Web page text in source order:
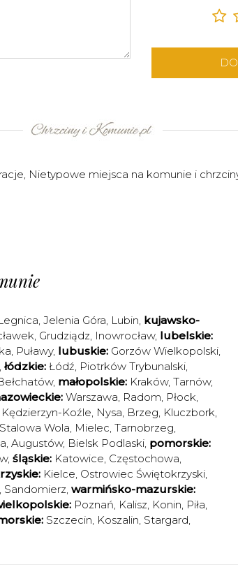
, Nietypowe miejsca na komunie i
, Jelenia Góra, Lubin, kujawsko-
, Grudziądz, Inowrocław, lubelskie:
, Puławy, lubuskie: Gorzów Wielkopolski,
, łódzkie: Łódź, Piotrków Trybunalski,
, małopolskie: Kraków, Tarnów,
Warszawa, Radom, Płock,
Kędzierzyn-Koźle, Nysa, Brzeg, Kluczbork,
Stalowa Wola, Mielec, Tarnobrzeg,
, Augustów, Bielsk Podlaski, pomorskie:
, śląskie: Katowice, Częstochowa,
Kielce, Ostrowiec Świętokrzyski,
, Sandomierz, warmińsko-mazurskie:
Poznań, Kalisz, Konin, Piła,
Szczecin, Koszalin, Stargard,